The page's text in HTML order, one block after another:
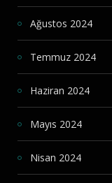
Ağustos 2024
Temmuz 2024
Haziran 2024
Mayıs 2024
Nisan 2024